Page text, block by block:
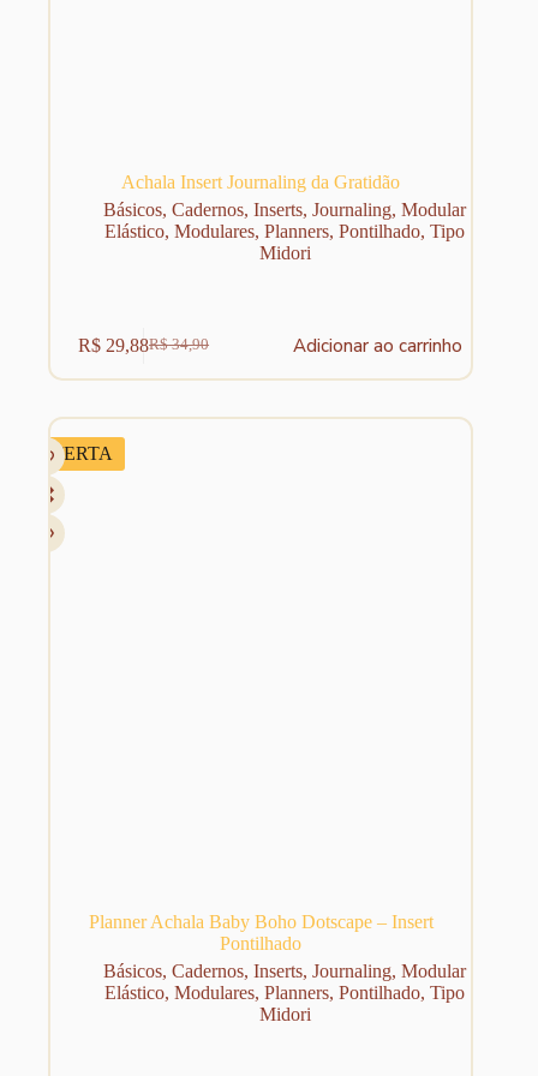
Achala Insert Journaling da Gratidão
Básicos,Cadernos,Inserts,Journaling,Modular
Elástico,Modulares,Planners,Pontilhado,Tipo
Midori
R$34,90
O
preço
era:
R$ 29,88O
preço
é:
Adicionar ao carrinho
OFERTA
Planner Achala Baby Boho Dotscape – Insert
Pontilhado
Básicos,Cadernos,Inserts,Journaling,Modular
Elástico,Modulares,Planners,Pontilhado,Tipo
Midori